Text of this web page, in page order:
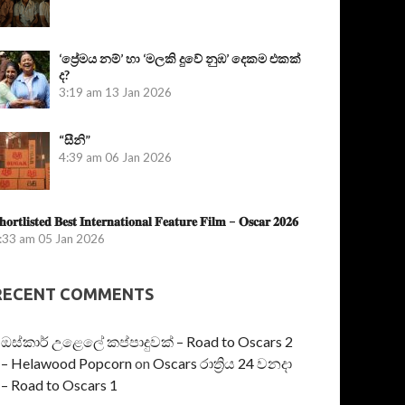
‘ප්‍රේමය නම්’ හා ‘මලකි දුවේ නුඹ’ දෙකම එකක්
ද?
3:19 am 13 Jan 2026
“සීනි”
4:39 am 06 Jan 2026
𝐁𝐞𝐬𝐭 𝐈𝐧𝐭𝐞𝐫𝐧𝐚𝐭𝐢𝐨𝐧𝐚𝐥 𝐅𝐞𝐚𝐭𝐮𝐫𝐞 𝐅𝐢𝐥𝐦 – 𝐎𝐬𝐜𝐚𝐫 𝟐𝟎𝟐𝟔
am 05 Jan 2026
COMMENTS
ඔස්කාර් උළෙලේ කප්පාදුවක් – Road to Oscars 2
– Helawood PopcornonOscars රාත්‍රිය 24 වනදා
– Road to Oscars 1